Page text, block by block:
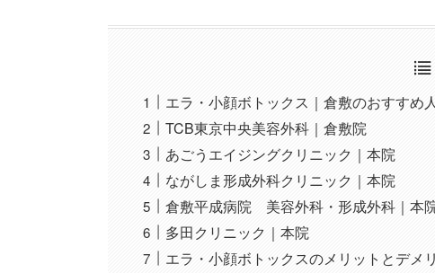
エラ・小顔ボトックス｜倉敷のおすすめ
TCB東京中央美容外科｜倉敷院
あごうエイジングクリニック｜本院
ながしま形成外科クリニック｜本院
倉敷平成病院 美容外科・形成外科｜本
多田クリニック｜本院
エラ・小顔ボトックスのメリットとデメ